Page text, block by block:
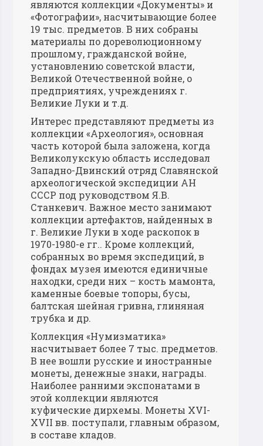
являются коллекции «Документы» и
«Фотографии», насчитывающие более
19 тыс. предметов. В них собраны
материалы по дореволюционному
прошлому, гражданской войне,
установлению советской власти,
Великой Отечественной войне, о
предприятиях, учреждениях г.
Великие Луки и т.д.
Интерес представляют предметы из
коллекции «Археология», основная
часть которой была заложена, когда
Великолукскую область исследовал
Западно-Двинский отряд Славянской
археологической экспедиции АН
СССР под руководством Я.В.
Станкевич. Важное место занимают
коллекции артефактов, найденных в
г. Великие Луки в ходе раскопок в
1970-1980-е гг.. Кроме коллекций,
собранных во время экспедиций, в
фондах музея имеются единичные
находки, среди них – кость мамонта,
каменные боевые топоры, бусы,
балтская шейная гривна, глиняная
трубка и др.
Коллекция «Нумизматика»
насчитывает более 7 тыс. предметов.
В нее вошли русские и иностранные
монеты, денежные знаки, награды.
Наиболее ранними экспонатами в
этой коллекции являются
куфические дирхемы. Монеты XVI-
XVII вв. поступали, главным образом,
в составе кладов.